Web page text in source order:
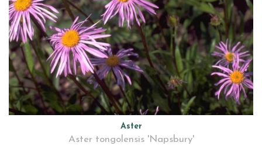
Aster
Aster tongolensis 'Napsbury'